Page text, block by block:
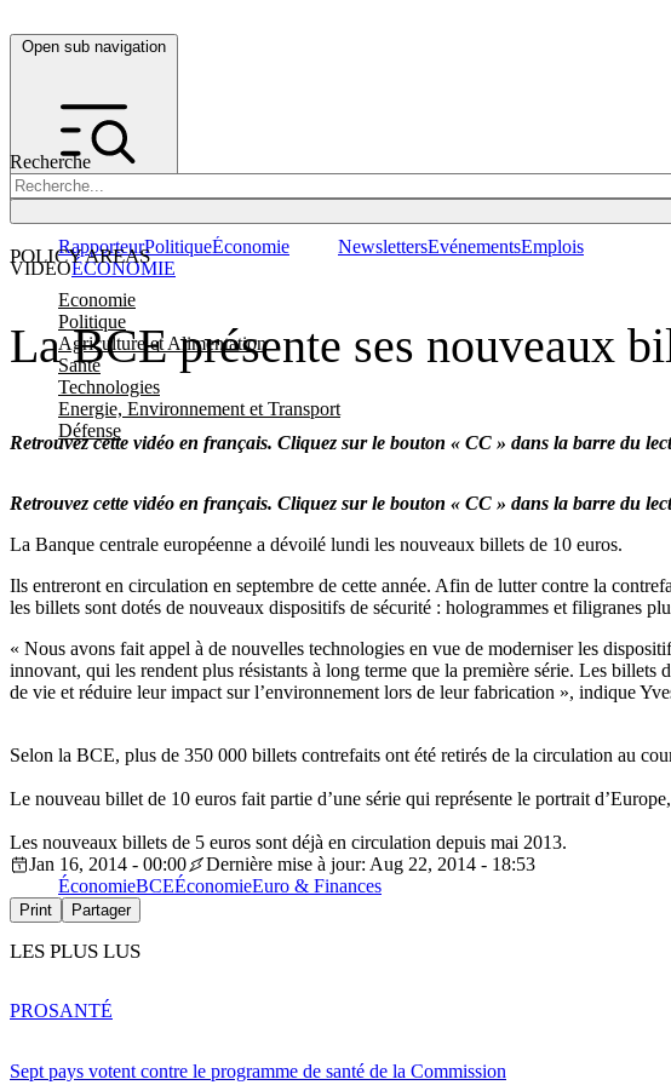
Open sub navigation
Recherche
POLICY AREAS
Economie
Politique
Agriculture et Alimentation
Santé
Technologies
Energie, Environnement et Transport
Défense
RapporteurPolitiqueÉconomie NewslettersEvénementsEmplois
La BCE présente ses nouveaux
Retrouvez cette vidéo en français. Cliquez sur le bouton « CC » dans la barre du
VIDEOÉCONOMIE
Retrouvez cette vidéo en français. Cliquez sur le bouton « CC » dans la barre du
La Banque centrale européenne a dévoilé lundi les nouveaux billets de 10 euros.
Ils entreront en circulation en septembre de cette année. Afin de lutter contre la
les billets sont dotés de nouveaux dispositifs de sécurité : hologrammes et filigranes
« Nous avons fait appel à de nouvelles technologies en vue de moderniser les
innovant, qui les rendent plus résistants à long terme que la première série. Les billets
de vie et réduire leur impact sur l’environnement lors de leur fabrication », indique
Selon la BCE, plus de 350 000 billets contrefaits ont été retirés de la circulation au
Le nouveau billet de 10 euros fait partie d’une série qui représente le portrait
Les nouveaux billets de 5 euros sont déjà en circulation depuis mai 2013.
Jan 16, 2014 - 00:00
Dernière mise à jour: Aug 22, 2014 - 18:53
ÉconomieBCEÉconomieEuro & Finances
Print Partager
LES PLUS LUS
Sept pays votent contre le programme de santé de la Commission
PROSANTÉ